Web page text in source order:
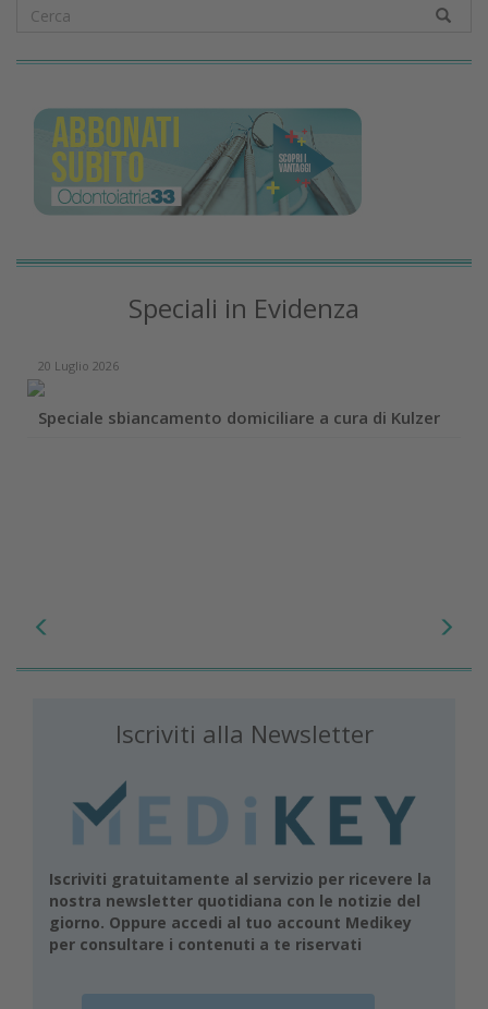
Speciali in Evidenza
20 Luglio 2026
Speciale sbiancamento domiciliare a cura di Kulzer
Iscriviti alla Newsletter
Iscriviti gratuitamente al servizio per ricevere la
nostra newsletter quotidiana con le notizie del
giorno. Oppure accedi al tuo account Medikey
per consultare i contenuti a te riservati